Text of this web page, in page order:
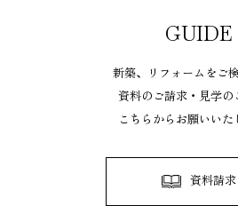
GUIDE
新築、リフォームをご検
資料のご請求・見学の
こちらからお願いいた
資料請求